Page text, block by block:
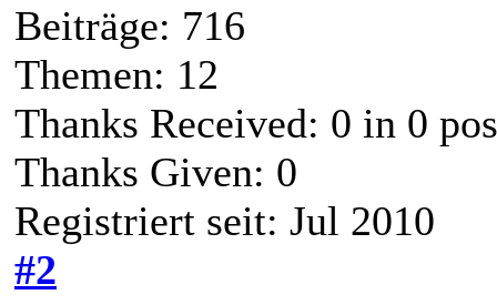
Beiträge: 716
Themen: 12
Thanks Received: 0 in 0
Thanks Given: 0
Registriert seit: Jul 2010
#2